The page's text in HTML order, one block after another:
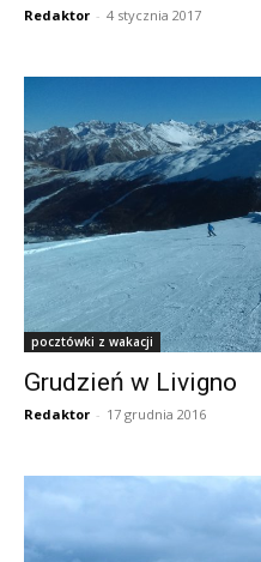
Redaktor - 4 stycznia 2017
pocztówki z wakacji
Grudzień w Livigno
Redaktor - 17 grudnia 2016